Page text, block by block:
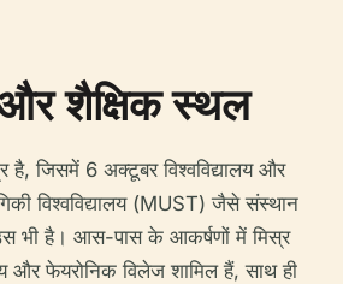
शैक्षिक स्थल
जिसमें 6 अक्टूबर विश्वविद्यालय और
विश्वविद्यालय (MUST) जैसे संस्थान
भी है। आस-पास के आकर्षणों में मिस्र
फेयरोनिक विलेज शामिल हैं, साथ ही